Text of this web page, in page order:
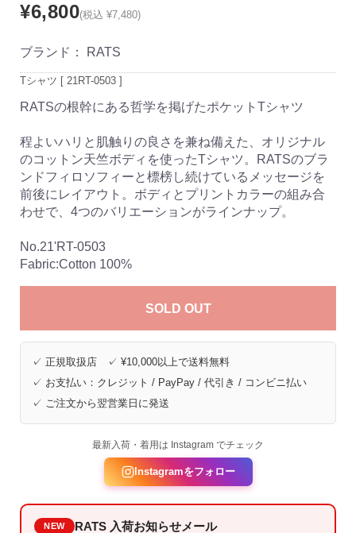
¥6,800(税込 ¥7,480)
ブランド： RATS
Tシャツ [ 21RT-0503 ]
RATSの根幹にある哲学を掲げたポケットTシャツ
程よいハリと肌触りの良さを兼ね備えた、オリジナル
のコットン天竺ボディを使ったTシャツ。RATSのブラ
ンドフィロソフィーと標榜し続けているメッセージを
前後にレイアウト。ボディとプリントカラーの組み合
わせで、4つのバリエーションがラインナップ。
No.21'RT-0503
Fabric:Cotton 100%
SOLD OUT
✓ 正規取扱店 ✓ ¥10,000以上で送料無料
✓ お支払い：クレジット / PayPay / 代引き / コンビニ払い
✓ ご注文から翌営業日に発送
最新入荷・着用は Instagram でチェック
Instagramをフォロー
NEW RATS 入荷お知らせメール